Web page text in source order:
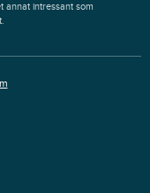
annat intressant som